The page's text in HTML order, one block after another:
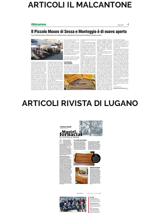
ARTICOLI IL MALCANTONE
ARTICOLI RIVISTA DI LUGANO